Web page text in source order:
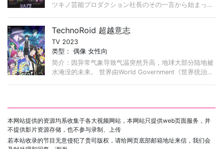
ツキノ芸能プロダクション社長のその一言から始まっ
TechnoRoid 超越意志
TV 2023
类型：偶像 女性向
简介：因异常气象导致气温突然升高，地球大部分陆地被
水淹没的未来。 世界由World Government《世界统治机
本网站提供的资源均系收集于各大视频网站，本网站只提供web页面服务，并
不提供影片资源存储，也不参与录制、上传
若本站收录的节目无意侵犯了贵司版权，请给网页底部邮箱地址来信，我们会